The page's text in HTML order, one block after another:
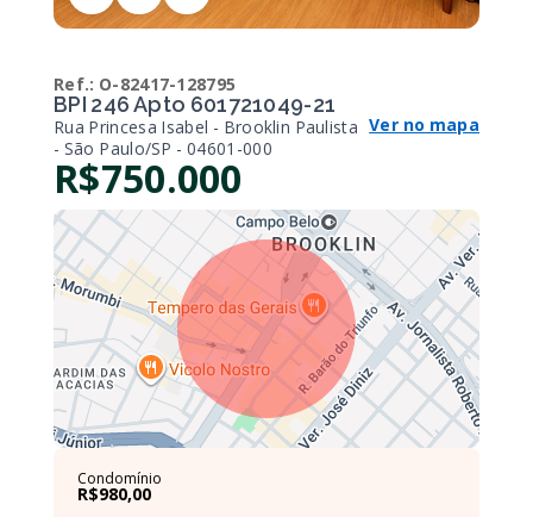
Ref.: O-82417-128795
BPI 246 Apto 601721049-21
Rua Princesa Isabel - Brooklin Paulista
- São Paulo/SP - 04601-000
Ver no mapa
R$750.000
Condomínio
R$980,00